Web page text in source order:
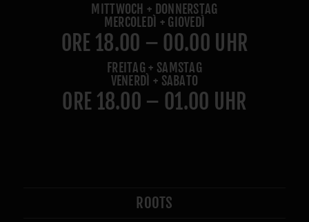
MITTWOCH + DONNERSTAG
MERCOLEDÌ + GIOVEDÌ
ORE 18.00 – 00.00 UHR
FREITAG + SAMSTAG
VENERDÌ + SABATO
ORE 18.00 – 01.00 UHR
ROOTS